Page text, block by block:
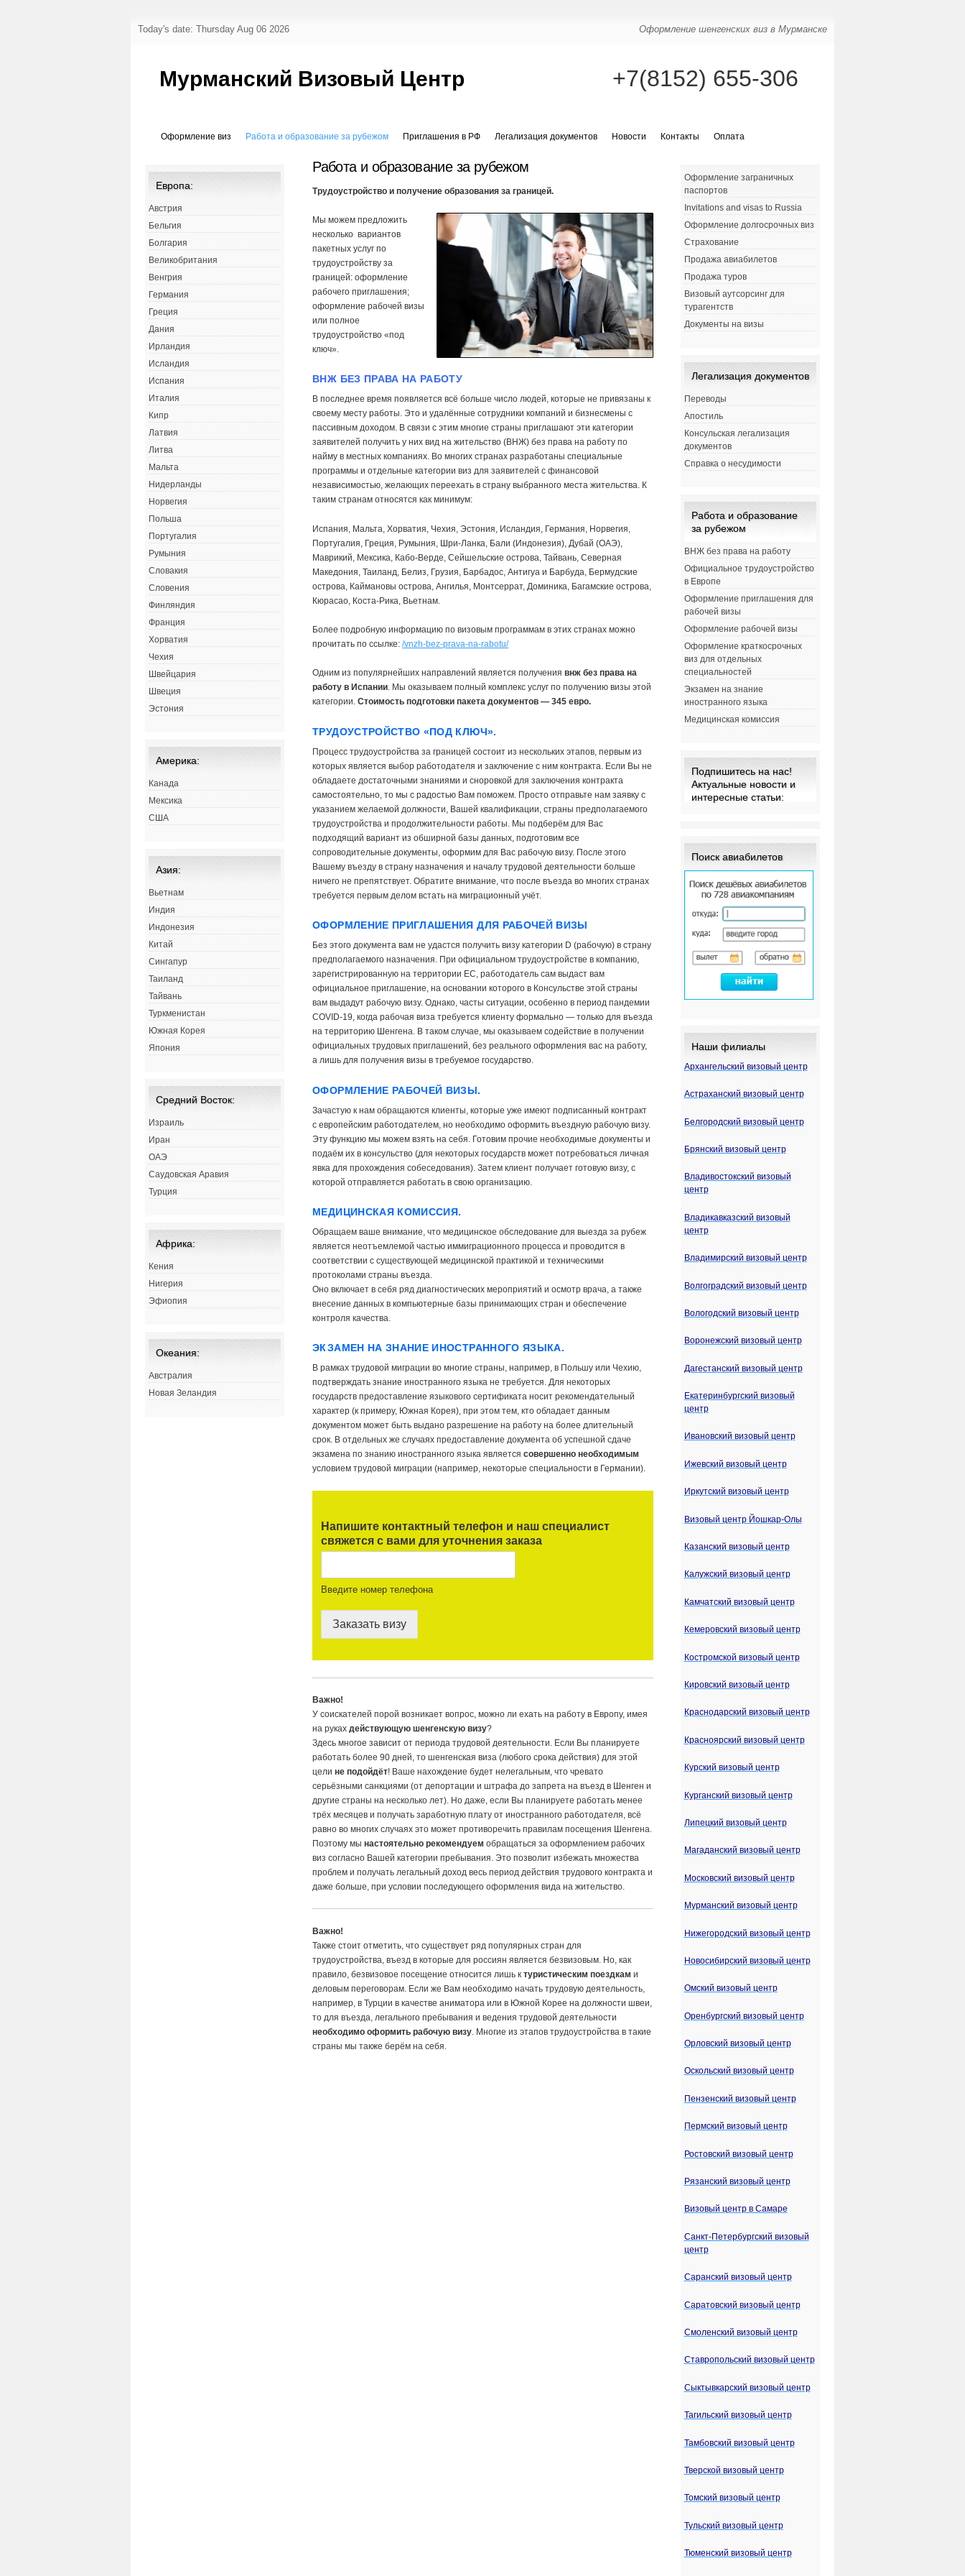
Оформление шенгенских виз в Мурманске
Today's date: Thursday Aug 06 2026
Мурманский Визовый Центр +7(8152) 655-306
Оформление виз Работа и образование за рубежом Приглашения в РФ Легализация документов Новости Контакты Оплата
Работа и образование за рубежом
Трудоустройство и получение образования за границей.
Мы можем предложить
несколько вариантов
пакетных услуг по
трудоустройству за
границей: оформление
рабочего приглашения;
оформление рабочей визы
или полное
трудоустройство «под
ключ».
ВНЖ БЕЗ ПРАВА НА РАБОТУ
В последнее время появляется всё больше число людей, которые не привязаны к
своему месту работы. Это и удалённые сотрудники компаний и бизнесмены с
пассивным доходом. В связи с этим многие страны приглашают эти категории
заявителей получить у них вид на жительство (ВНЖ) без права на работу по
найму в местных компаниях. Во многих странах разработаны специальные
программы и отдельные категории виз для заявителей с финансовой
независимостью, желающих переехать в страну выбранного места жительства. К
таким странам относятся как минимум:
Испания, Мальта, Хорватия, Чехия, Эстония, Исландия, Германия, Норвегия,
Португалия, Греция, Румыния, Шри-Ланка, Бали (Индонезия), Дубай (ОАЭ),
Маврикий, Мексика, Кабо-Верде, Сейшельские острова, Тайвань, Северная
Македония, Таиланд, Белиз, Грузия, Барбадос, Антигуа и Барбуда, Бермудские
острова, Каймановы острова, Ангилья, Монтсеррат, Доминика, Багамские острова,
Кюрасао, Коста-Рика, Вьетнам.
Более подробную информацию по визовым программам в этих странах можно
прочитать по ссылке:/vnzh-bez-prava-na-rabotu/
Одним из популярнейших направлений является получениявнж без права на
работу в Испании. Мы оказываем полный комплекс услуг по получению визы этой
категории.Стоимость подготовки пакета документов — 345 евро.
ТРУДОУСТРОЙСТВО «ПОД КЛЮЧ».
Процесс трудоустройства за границей состоит из нескольких этапов, первым из
которых является выбор работодателя и заключение с ним контракта. Если Вы не
обладаете достаточными знаниями и сноровкой для заключения контракта
самостоятельно, то мы с радостью Вам поможем. Просто отправьте нам заявку с
указанием желаемой должности, Вашей квалификации, страны предполагаемого
трудоустройства и продолжительности работы. Мы подберём для Вас
подходящий вариант из обширной базы данных, подготовим все
сопроводительные документы, оформим для Вас рабочую визу. После этого
Вашему въезду в страну назначения и началу трудовой деятельности больше
ничего не препятствует. Обратите внимание, что после въезда во многих странах
требуется первым делом встать на миграционный учёт.
ОФОРМЛЕНИЕ ПРИГЛАШЕНИЯ ДЛЯ РАБОЧЕЙ ВИЗЫ
Без этого документа вам не удастся получить визу категории D (рабочую) в страну
предполагаемого назначения. При официальном трудоустройстве в компанию,
зарегистрированную на территории ЕС, работодатель сам выдаст вам
официальное приглашение, на основании которого в Консульстве этой страны
вам выдадут рабочую визу. Однако, часты ситуации, особенно в период пандемии
COVID-19, когда рабочая виза требуется клиенту формально — только для въезда
на территорию Шенгена. В таком случае, мы оказываем содействие в получении
официальных трудовых приглашений, без реального оформления вас на работу,
а лишь для получения визы в требуемое государство.
ОФОРМЛЕНИЕ РАБОЧЕЙ ВИЗЫ.
Зачастую к нам обращаются клиенты, которые уже имеют подписанный контракт
с европейским работодателем, но необходимо оформить въездную рабочую визу.
Эту функцию мы можем взять на себя. Готовим прочие необходимые документы и
подаём их в консульство (для некоторых государств может потребоваться личная
явка для прохождения собеседования). Затем клиент получает готовую визу, с
которой отправляется работать в свою организацию.
МЕДИЦИНСКАЯ КОМИССИЯ.
Обращаем ваше внимание, что медицинское обследование для выезда за рубеж
является неотъемлемой частью иммиграционного процесса и проводится в
соответствии с существующей медицинской практикой и техническими
протоколами страны въезда.
Оно включает в себя ряд диагностических мероприятий и осмотр врача, а также
внесение данных в компьютерные базы принимающих стран и обеспечение
контроля качества.
ЭКЗАМЕН НА ЗНАНИЕ ИНОСТРАННОГО ЯЗЫКА.
В рамках трудовой миграции во многие страны, например, в Польшу или Чехию,
подтверждать знание иностранного языка не требуется. Для некоторых
государств предоставление языкового сертификата носит рекомендательный
характер (к примеру, Южная Корея), при этом тем, кто обладает данным
документом может быть выдано разрешение на работу на более длительный
срок. В отдельных же случаях предоставление документа об успешной сдаче
экзамена по знанию иностранного языка являетсясовершенно необходимым
условием трудовой миграции (например, некоторые специальности в Германии).
Напишите контактный телефон и наш специалист
свяжется с вами для уточнения заказа
Введите номер телефона
Заказать визу
Важно!
У соискателей порой возникает вопрос, можно ли ехать на работу в Европу, имея
на рукахдействующую шенгенскую визу?
Здесь многое зависит от периода трудовой деятельности. Если Вы планируете
работать более 90 дней, то шенгенская виза (любого срока действия) для этой
целине подойдёт! Ваше нахождение будет нелегальным, что чревато
серьёзными санкциями (от депортации и штрафа до запрета на въезд в Шенген и
другие страны на несколько лет). Но даже, если Вы планируете работать менее
трёх месяцев и получать заработную плату от иностранного работодателя, всё
равно во многих случаях это может противоречить правилам посещения Шенгена.
Поэтому мынастоятельно рекомендуем обращаться за оформлением рабочих
виз согласно Вашей категории пребывания. Это позволит избежать множества
проблем и получать легальный доход весь период действия трудового контракта и
даже больше, при условии последующего оформления вида на жительство.
Важно!
Также стоит отметить, что существует ряд популярных стран для
трудоустройства, въезд в которые для россиян является безвизовым. Но, как
правило, безвизовое посещение относится лишь ктуристическим поездкам и
деловым переговорам. Если же Вам необходимо начать трудовую деятельность,
например, в Турции в качестве аниматора или в Южной Корее на должности швеи,
то для въезда, легального пребывания и ведения трудовой деятельности
необходимо оформить рабочую визу . Многие из этапов трудоустройства в такие
страны мы также берём на себя.
Европа:
Австрия
Бельгия
Болгария
Великобритания
Венгрия
Германия
Греция
Дания
Ирландия
Исландия
Испания
Италия
Кипр
Латвия
Литва
Мальта
Нидерланды
Норвегия
Польша
Португалия
Румыния
Словакия
Словения
Финляндия
Франция
Хорватия
Чехия
Швейцария
Швеция
Эстония
Америка:
Канада
Мексика
США
Азия:
Вьетнам
Индия
Индонезия
Китай
Сингапур
Таиланд
Тайвань
Туркменистан
Южная Корея
Япония
Средний Восток:
Израиль
Иран
ОАЭ
Саудовская Аравия
Турция
Африка:
Кения
Нигерия
Эфиопия
Океания:
Австралия
Новая Зеландия
Оформление заграничных
паспортов
Invitations and visas to Russia
Оформление долгосрочных виз
Страхование
Продажа авиабилетов
Продажа туров
Визовый аутсорсинг для
турагентств
Документы на визы
Легализация документов
Переводы
Апостиль
Консульская легализация
документов
Справка о несудимости
Работа и образование
за рубежом
ВНЖ без права на работу
Официальное трудоустройство
в Европе
Оформление приглашения для
рабочей визы
Оформление рабочей визы
Оформление краткосрочных
виз для отдельных
специальностей
Экзамен на знание
иностранного языка
Медицинская комиссия
Подпишитесь на нас!
Актуальные новости и
интересные статьи:
Поиск авиабилетов
Наши филиалы
Архангельский визовый центр
Астраханский визовый центр
Белгородский визовый центр
Брянский визовый центр
Владивостокский визовый
центр
Владикавказский визовый
центр
Владимирский визовый центр
Волгоградский визовый центр
Вологодский визовый центр
Воронежский визовый центр
Дагестанский визовый центр
Екатеринбургский визовый
центр
Ивановский визовый центр
Ижевский визовый центр
Иркутский визовый центр
Визовый центр Йошкар-Олы
Казанский визовый центр
Калужский визовый центр
Камчатский визовый центр
Кемеровский визовый центр
Костромской визовый центр
Кировский визовый центр
Краснодарский визовый центр
Красноярский визовый центр
Курский визовый центр
Курганский визовый центр
Липецкий визовый центр
Магаданский визовый центр
Московский визовый центр
Мурманский визовый центр
Нижегородский визовый центр
Новосибирский визовый центр
Омский визовый центр
Оренбургский визовый центр
Орловский визовый центр
Оскольский визовый центр
Пензенский визовый центр
Пермский визовый центр
Ростовский визовый центр
Рязанский визовый центр
Визовый центр в Самаре
Санкт-Петербургский визовый
центр
Саранский визовый центр
Саратовский визовый центр
Смоленский визовый центр
Ставропольский визовый центр
Сыктывкарский визовый центр
Тагильский визовый центр
Тамбовский визовый центр
Тверской визовый центр
Томский визовый центр
Тульский визовый центр
Тюменский визовый центр